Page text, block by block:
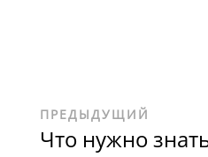
ПРЕДЫДУЩИЙ
Что нужно